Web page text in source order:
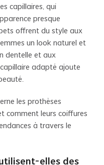
capillaires, qui
presque
offrent du style aux
un look naturel et
dentelle et aux
adapté ajoute
les prothèses
comment leurs coiffures
à travers le
elles des